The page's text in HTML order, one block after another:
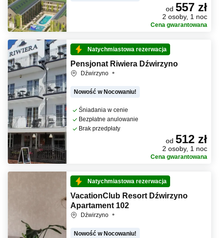
od 557 zł
2 osoby, 1 noc
Cena gwarantowana
Natychmiastowa rezerwacja
Pensjonat Riwiera Dźwirzyno
Dźwirzyno
Nowość w Nocowaniu!
Śniadania w cenie
Bezpłatne anulowanie
Brak przedpłaty
od 512 zł
2 osoby, 1 noc
Cena gwarantowana
Natychmiastowa rezerwacja
VacationClub Resort Dźwirzyno
Apartament 102
Dźwirzyno
Nowość w Nocowaniu!